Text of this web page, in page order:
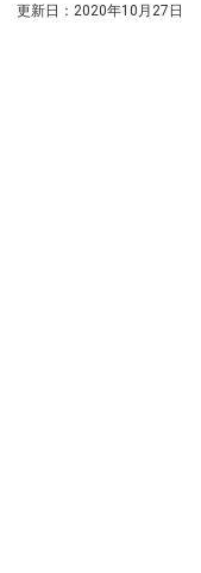
更新日： 2020年10月27日